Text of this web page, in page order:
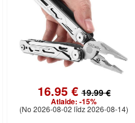
16.95 €19.99 €
Atlaide: -15%
(No 2026-08-02 līdz 2026-08-14)